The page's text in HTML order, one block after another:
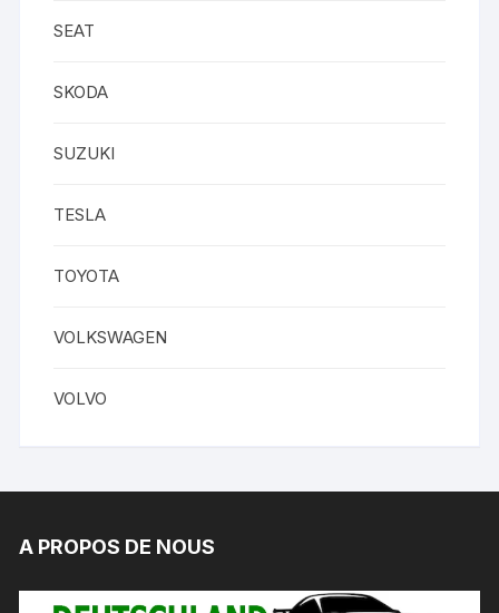
SEAT
SKODA
SUZUKI
TESLA
TOYOTA
VOLKSWAGEN
VOLVO
A PROPOS DE NOUS